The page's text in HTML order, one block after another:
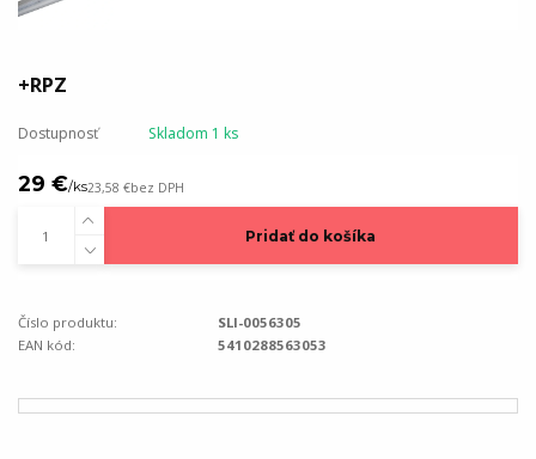
+RPZ
Dostupnosť Skladom 1 ks
29 €/ks23,58 €bez DPH
Pridať do košíka
Číslo produktu:
SLI-0056305
EAN kód:
5410288563053